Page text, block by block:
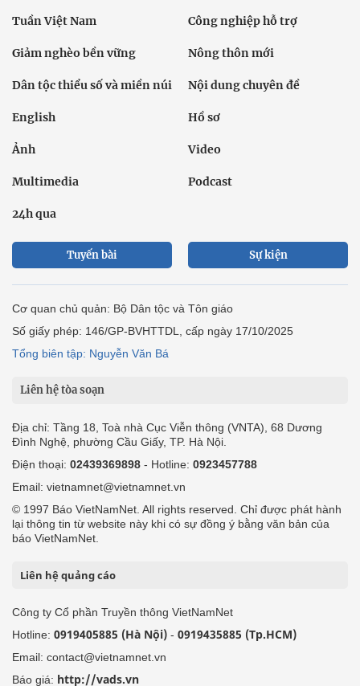
Tuần Việt Nam Công nghiệp hỗ trợ
Giảm nghèo bền vững Nông thôn mới
Dân tộc thiểu số và miền núi Nội dung chuyên đề
English Hồ sơ
Ảnh Video
Multimedia Podcast
24h qua
Tuyến bài Sự kiện
Cơ quan chủ quản: Bộ Dân tộc và Tôn giáo
Số giấy phép: 146/GP-BVHTTDL, cấp ngày 17/10/2025
Tổng biên tập: Nguyễn Văn Bá
Liên hệ tòa soạn
Địa chỉ: Tầng 18, Toà nhà Cục Viễn thông (VNTA), 68 Dương
Đình Nghệ, phường Cầu Giấy, TP. Hà Nội.
Điện thoại: 02439369898 - Hotline: 0923457788
Email: vietnamnet@vietnamnet.vn
© 1997 Báo VietNamNet. All rights reserved. Chỉ được phát hành
lại thông tin từ website này khi có sự đồng ý bằng văn bản của
báo VietNamNet.
Liên hệ quảng cáo
Công ty Cổ phần Truyền thông VietNamNet
Hotline: 0919405885 (Hà Nội) - 0919435885 (Tp.HCM)
Email: contact@vietnamnet.vn
Báo giá: http://vads.vn